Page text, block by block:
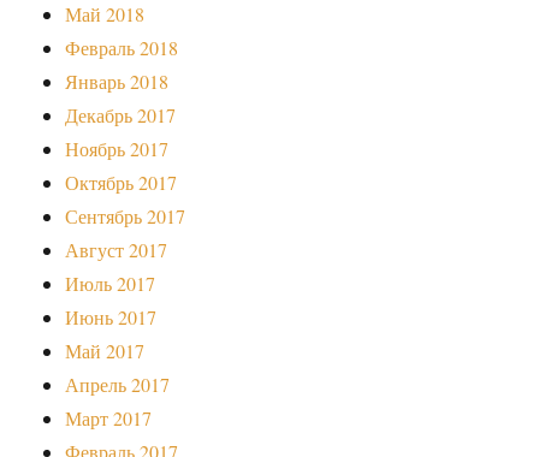
Май 2018
Февраль 2018
Январь 2018
Декабрь 2017
Ноябрь 2017
Октябрь 2017
Сентябрь 2017
Август 2017
Июль 2017
Июнь 2017
Май 2017
Апрель 2017
Март 2017